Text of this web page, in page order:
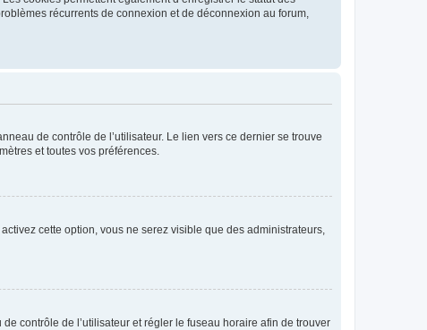
récurrents de connexion et de déconnexion au forum,
de contrôle de l’utilisateur. Le lien vers ce dernier se trouve
et toutes vos préférences.
cette option, vous ne serez visible que des administrateurs,
contrôle de l’utilisateur et régler le fuseau horaire afin de trouver